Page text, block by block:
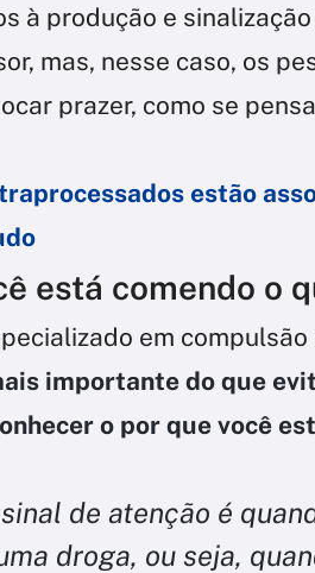
à produção e
mas, nesse caso, os
prazer, como se
estão
está comendo o
em
importante do que
o por que você
de atenção é
droga, ou seja,